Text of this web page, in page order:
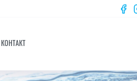
КОНТАКТ